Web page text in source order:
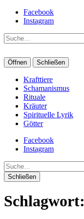
Facebook
Instagram
Suche
Öffnen Schließen
Krafttiere
Schamanismus
Rituale
Kräuter
Spirituelle Lyrik
Götter
Facebook
Instagram
Suche
Schließen
Schlagwort: